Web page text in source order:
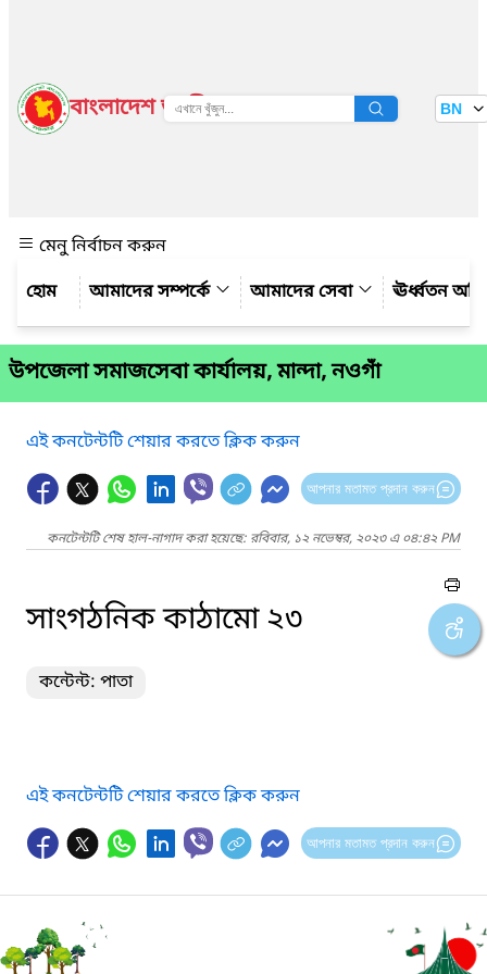
বাংলাদেশ জাতীয় তথ্য বাতায়ন BN
মেনু নির্বাচন করুন
আমাদের সম্পর্কে
আমাদের সেবা ঊর্ধ্বতন
উপজেলা সমাজসেবা কার্যালয়, মান্দা, নওগাঁ
এই কনটেন্টটি শেয়ার করতে ক্লিক করুন
আপনার মতামত প্রদান করুন
কনটেন্টটি শেষ হাল-নাগাদ করা হয়েছে: রবিবার, ১২ নভেম্বর, ২০২৩ এ ০৪:৪২ PM
সাংগঠনিক কাঠামো ২৩
কন্টেন্ট: পাতা
এই কনটেন্টটি শেয়ার করতে ক্লিক করুন
আপনার মতামত প্রদান করুন